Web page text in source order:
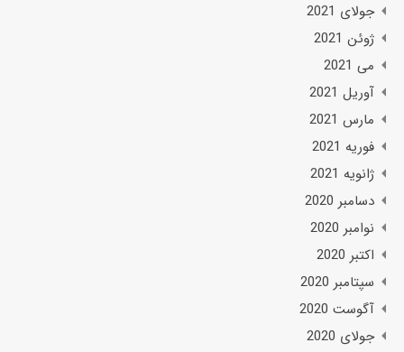
جولای 2021
ژوئن 2021
می 2021
آوریل 2021
مارس 2021
فوریه 2021
ژانویه 2021
دسامبر 2020
نوامبر 2020
اکتبر 2020
سپتامبر 2020
آگوست 2020
جولای 2020